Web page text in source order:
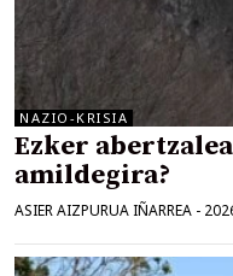
NAZIO-KRISIA
Ezker
amildegira?
ASIER AIZPURUA IÑARREA -